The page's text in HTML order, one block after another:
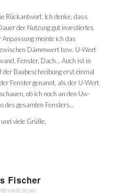
Rückantwort. Ich denke, dass
der Nutzung gut investiertes
Anpassung meinte ich das
Dämmwert bzw. U-Wert
Fenster, Dach… Auch ist in
Baubeschreibung erst einmal
Fenster genannt, als der U-Wert
ob ich noch an den Uw-
des gesamten Fensters…
viele Grüße,
Fischer
um 8:16 pm